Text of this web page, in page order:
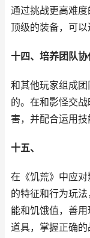
通过挑战更高难
顶级的装备，可以
十四、培养团队协
和其他玩家组成
的。在和影怪交
害，并配合运用技
十五、
在《饥荒》中应
的特征和行为玩
能和饥饿值，善
道具，掌握正确